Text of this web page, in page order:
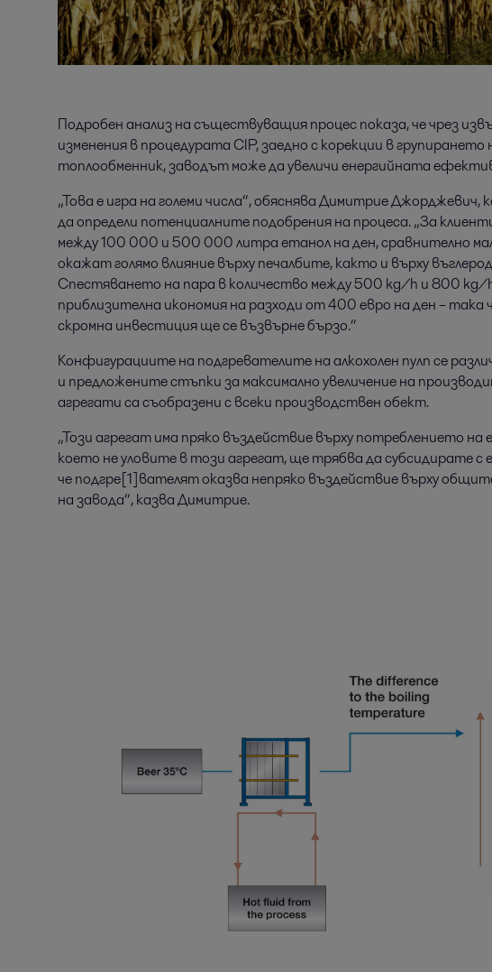
Подробен анализ на съществуващия процес показа, че чрез
изменения в процедурата CIP, заедно с корекции в
топлообменник, заводът може да увеличи енергийната
„Това е игра на големи числа“, обяснява Димитрие
да определи потенциалните подобрения на процеса. „За
между 100 000 и 500 000 литра етанол на ден, сравнително
окажат голямо влияние върху печалбите, както и върху
Спестяването на пара в количество между 500 kg/h и 800 kg/
приблизителна икономия на разходи от 400 евро на ден – така
скромна инвестиция ще се възвърне бързо.“
Конфигурациите на подгревателите на алкохолен пулп се
и предложените стъпки за максимално увеличение на
агрегати са съобразени с всеки производствен обект.
„Този агрегат има пряко въздействие върху потреблението
което не уловите в този агрегат, ще трябва да субсидирате с
че подгре[1]вателят оказва непряко въздействие върху
на завода“, казва Димитрие.